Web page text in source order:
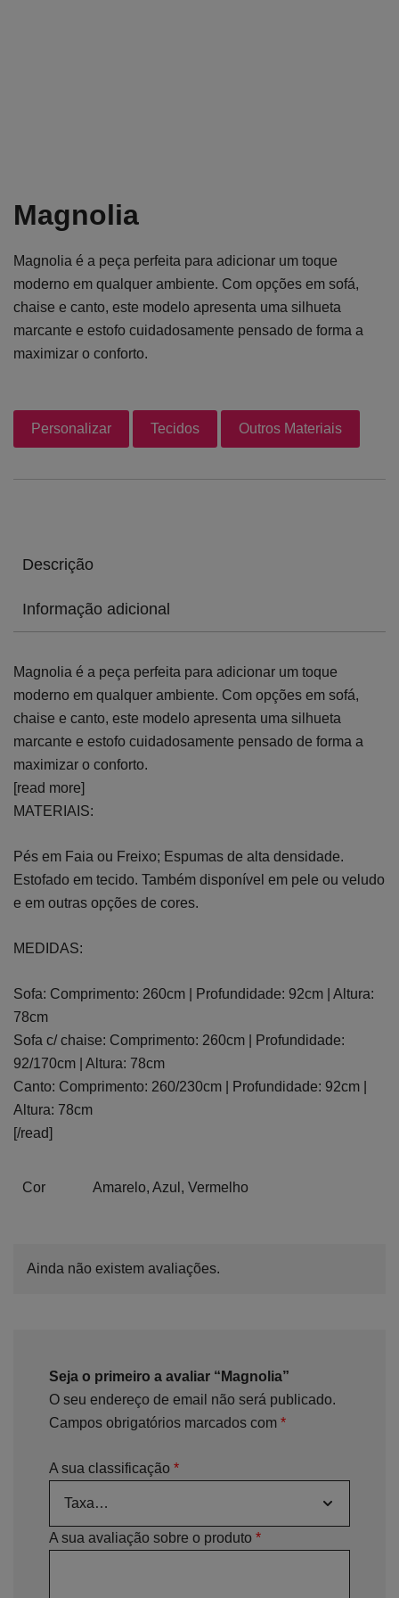
Magnolia
Magnolia é a peça perfeita para adicionar um toque
moderno em qualquer ambiente. Com opções em sofá,
chaise e canto, este modelo apresenta uma silhueta
marcante e estofo cuidadosamente pensado de forma a
maximizar o conforto.
Personalizar Tecidos Outros Materiais
Descrição
Informação adicional
Magnolia é a peça perfeita para adicionar um toque
moderno em qualquer ambiente. Com opções em sofá,
chaise e canto, este modelo apresenta uma silhueta
marcante e estofo cuidadosamente pensado de forma a
maximizar o conforto.
[read more]
MATERIAIS:
Pés em Faia ou Freixo; Espumas de alta densidade.
Estofado em tecido. Também disponível em pele ou veludo
e em outras opções de cores.
MEDIDAS:
Sofa: Comprimento: 260cm | Profundidade: 92cm | Altura:
78cm
Sofa c/ chaise: Comprimento: 260cm | Profundidade:
92/170cm | Altura: 78cm
Canto: Comprimento: 260/230cm | Profundidade: 92cm |
Altura: 78cm
[/read]
Cor Amarelo, Azul, Vermelho
Ainda não existem avaliações.
Seja o primeiro a avaliar “Magnolia”
O seu endereço de email não será publicado.
Campos obrigatórios marcados com *
A sua classificação *
A sua avaliação sobre o produto *